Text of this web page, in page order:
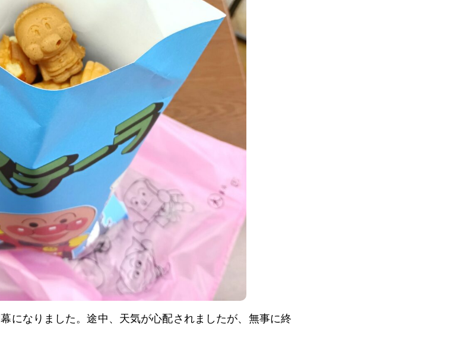
になりました。途中、天気が心配されましたが、無事に終